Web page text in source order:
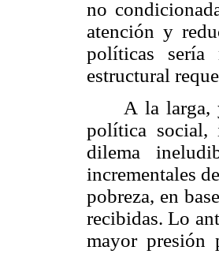
no
atención y
políticas sería
estructural
A la larga,
política social,
dilema
incrementales
pobreza, en
recibidas. Lo
mayor presión